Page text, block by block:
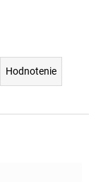
Hodnotenie